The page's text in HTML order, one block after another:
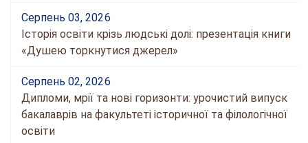
Серпень 03, 2026
Історія освіти крізь людські долі: презентація книги
«Душею торкнутися джерел»
Серпень 02, 2026
Дипломи, мрії та нові горизонти: урочистий випуск
бакалаврів на факультеті історичної та філологічної
освіти